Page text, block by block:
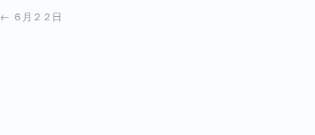
← ６月２２日